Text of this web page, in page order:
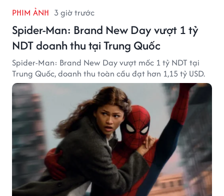
PHIM ẢNH 3 giờ trước
Spider-Man: Brand New Day vượt 1 tỷ
NDT doanh thu tại Trung Quốc
Spider-Man: Brand New Day vượt mốc 1 tỷ NDT tại
Trung Quốc, doanh thu toàn cầu đạt hơn 1,15 tỷ USD.